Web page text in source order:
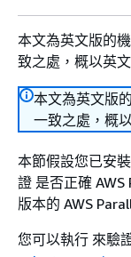
本文為英文版的
致之處，概以英
本文為英文版
一致之處，概
本節假設您已安
證 是否正確
版本的 AWS
您可以執行 來驗